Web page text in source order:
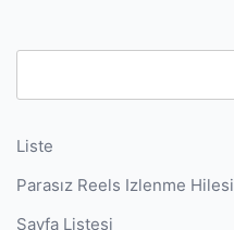
Liste
Parasız Reels Izlenme Hilesi
Sayfa Listesi